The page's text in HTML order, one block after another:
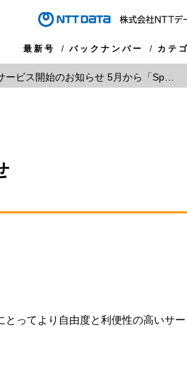
最新号 バックナンバー カテ
ービス開始のお知らせ 5月から「Space-E 1 Day ライセンス」サービスを提供
ってより自由度と利便性の高いサ